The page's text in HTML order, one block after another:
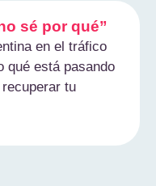
sé por qué”
en el tráfico
qué está pasando
tu